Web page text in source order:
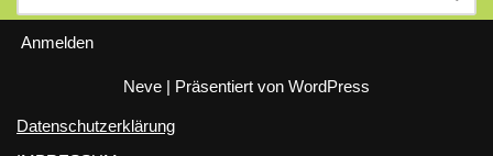
Anmelden
Neve | Präsentiert von WordPress
Datenschutzerklärung